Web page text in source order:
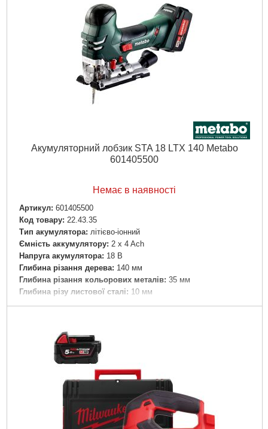
Вібрація: Пиляння металу:
Вібрація: Похибка вимірювання K: 2.3 м/с²
Звукова емісія: Рівень звукового тиску: 90 дБ(А)
Звукова емісія: Рівень звукової потужності (LwA):
Звукова емісія: Похибка виміру K: 3 дБ(А)
Докладніше...
Акумуляторний лобзик STA 18 LTX 140 Metabo
601405500
Немає в наявності
Артикул: 601405500
Код товару: 22.43.35
Тип акумулятора: літієво-іонний
Ємність аккумулятору: 2 x 4 Ach
Напруга акумулятора: 18 В
Глибина різання дерева: 140 мм
Глибина різання кольорових металів: 35 мм
Глибина різу листової сталі: 10 мм
Нахил діапазону від/до: - 45 / + 45 °
Вага (з акумуляторним блоком):
Вібрація: Пиляння дерева:
Вібрація: Пиляння металу:
Вібрація: Похибка вимірювання K:
Звукова емісія: Рівень звукового тиску:
Звукова емісія: Рівень звукової потужності (LwA):
Звукова емісія: Похибка виміру K: 3 дБ(А)